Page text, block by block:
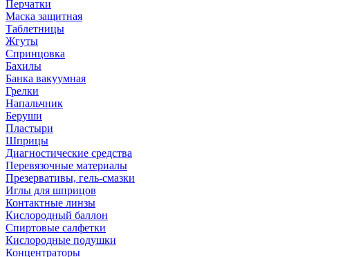
Перчатки
Маска защитная
Таблетницы
Жгуты
Спринцовка
Бахилы
Банка вакуумная
Грелки
Напальчник
Беруши
Пластыри
Шприцы
Диагностические средства
Перевязочные материалы
Презервативы, гель-смазки
Иглы для шприцов
Контактные линзы
Кислородный баллон
Спиртовые салфетки
Кислородные подушки
Концентраторы